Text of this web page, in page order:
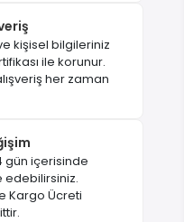
kişisel bilgileriniz
ile korunur.
her zaman
gün içerisinde
edebilirsiniz.
Kargo Ücreti